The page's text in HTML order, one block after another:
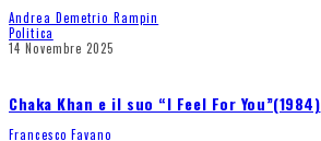
Andrea Demetrio Rampin
Politica
14 Novembre 2025
Chaka Khan e il suo “I Feel For You”(1984)
Francesco Favano